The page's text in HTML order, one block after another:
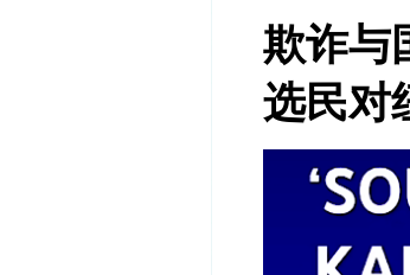
欺诈
选民对